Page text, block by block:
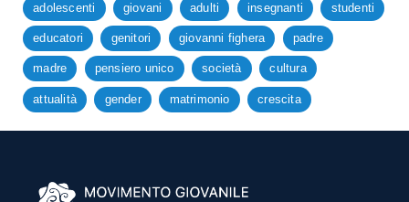
adolescenti giovani adulti insegnanti studenti
educatori genitori giovanni fighera padre
madre pensiero unico società cultura
attualità gender matrimonio crescita